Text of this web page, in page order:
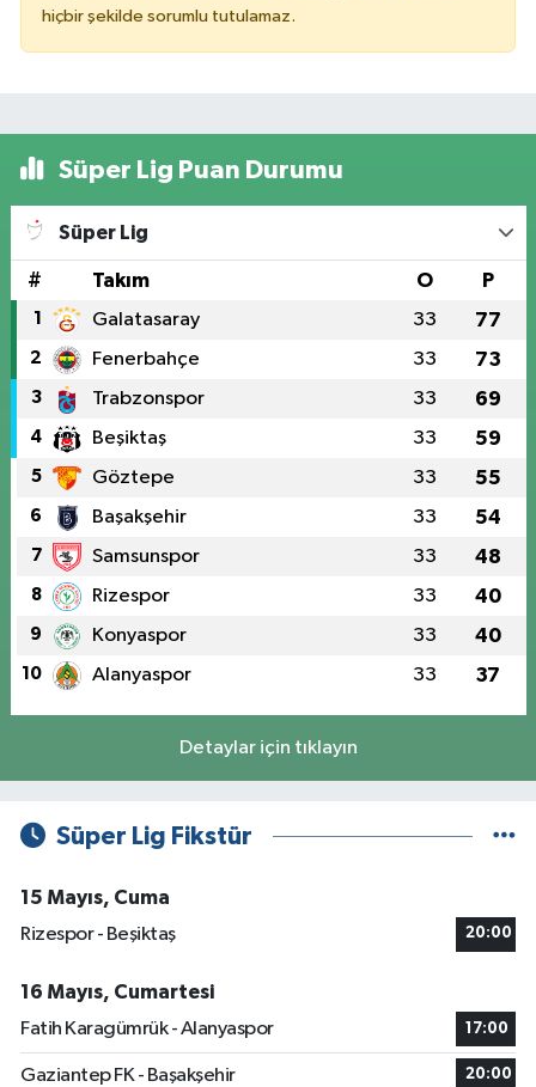
hiçbir şekilde sorumlu tutulamaz.
Süper Lig Puan Durumu
Süper Lig
# Takım O P
1 Galatasaray 33 77
2 Fenerbahçe 33 73
3 Trabzonspor 33 69
4 Beşiktaş 33 59
5 Göztepe 33 55
6 Başakşehir 33 54
7 Samsunspor 33 48
8 Rizespor 33 40
9 Konyaspor 33 40
10 Alanyaspor 33 37
Detaylar için tıklayın
Süper Lig Fikstür
15 Mayıs, Cuma
Rizespor - Beşiktaş
20:00
16 Mayıs, Cumartesi
Fatih Karagümrük - Alanyaspor
17:00
Gaziantep FK - Başakşehir 20:00